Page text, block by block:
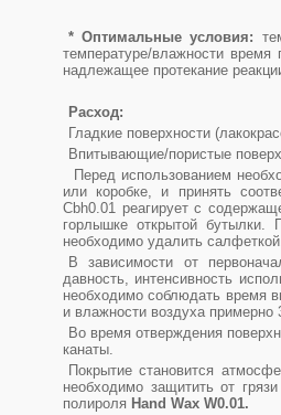
* Оптимальные условия:
температуре/влажности время
надлежащее протекание
Расход:
Гладкие поверхности
Впитывающие/пористые
Перед использованием
или коробке, и принять
Cbh0.01 реагирует с
горлышке открытой бутылки.
необходимо удалить
В зависимости от
давность, интенсивность
необходимо соблюдать время
и влажности воздуха примерно
Во время отверждения
канаты.
Покрытие становится
необходимо защитить от
полироля Hand Wax W0.01.